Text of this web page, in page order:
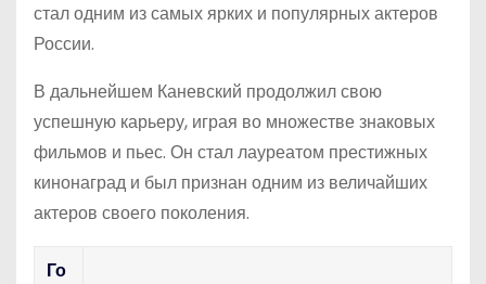
стал одним из самых ярких и популярных актеров
России.
В дальнейшем Каневский продолжил свою
успешную карьеру, играя во множестве знаковых
фильмов и пьес. Он стал лауреатом престижных
кинонаград и был признан одним из величайших
актеров своего поколения.
Го